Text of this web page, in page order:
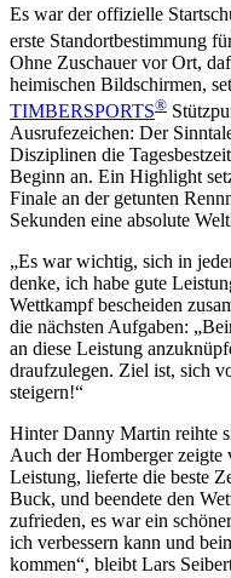
Es war der offizielle
erste Standortbestimmung
Ohne Zuschauer vor Ort,
heimischen Bildschirmen,
TIMBERSPORTS®
Ausrufezeichen: Der
Disziplinen die
Beginn an. Ein Highlight
Finale an der getunten
Sekunden eine absolute
„Es war wichtig, sich in
denke, ich habe gute
Wettkampf bescheiden
die nächsten Aufgaben:
an diese Leistung
draufzulegen. Ziel ist, sich
steigern!“
Hinter Danny Martin reihte
Auch der Homberger zeigte
Leistung, lieferte die beste
Buck, und beendete den
zufrieden, es war ein
ich verbessern kann und
kommen“, bleibt Lars